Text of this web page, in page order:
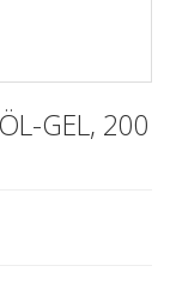
GEL, 200